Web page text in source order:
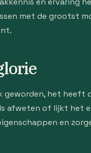
met de grootst
het heeft
afweten of lijkt het
en